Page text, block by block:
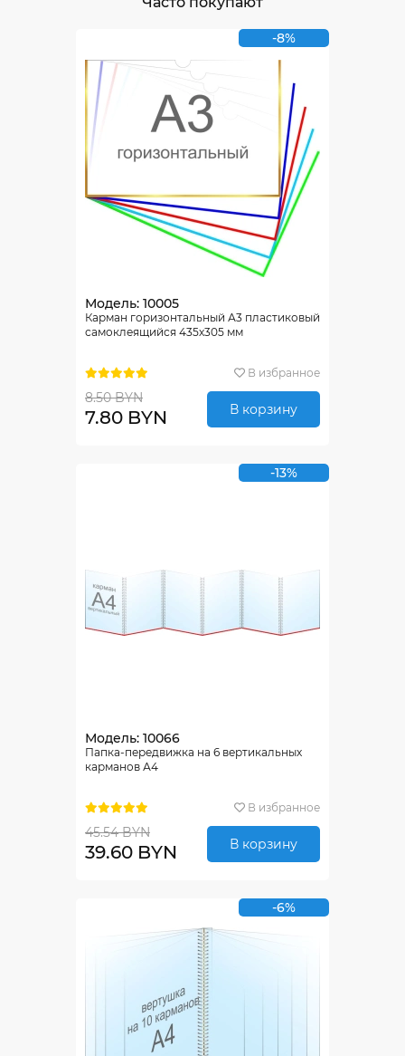
-8%
Модель: 10005
Карман горизонтальный А3 пластиковый
самоклеящийся 435х305 мм
В избранное
8.50 BYN
7.80 BYN В корзину
-13%
Модель: 10066
Папка-передвижка на 6 вертикальных
карманов А4
В избранное
45.54 BYN
39.60 BYN В корзину
-6%